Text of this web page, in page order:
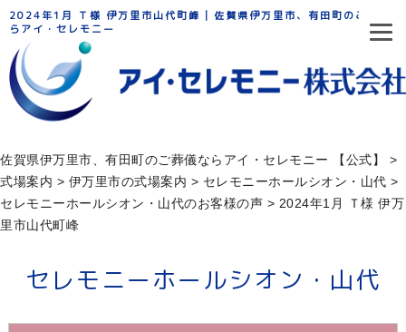
2024年1月 Ｔ様 伊万里市山代町峰 | 佐賀県伊万里市、有田町のご葬儀な
らアイ・セレモニー
佐賀県伊万里市、有田町のご葬儀ならアイ・セレモニー 【公式】
>
式場案内 > 伊万里市の式場案内 > セレモニーホールシオン・山代 >
セレモニーホールシオン・山代のお客様の声 > 2024年1月 Ｔ様 伊万
里市山代町峰
セレモニーホールシオン・山代